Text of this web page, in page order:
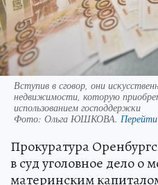
Вступив в сговор, они
недвижимости, которую
использованием господдержки
Фото: Ольга ЮШКОВА.
Прокуратура
в суд уголовное дело о
материнским